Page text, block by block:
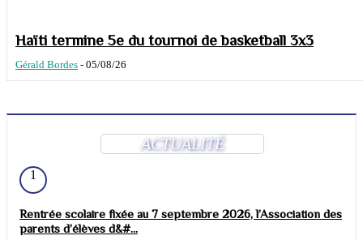
Haïti termine 5e du tournoi de basketball 3x3
Gérald Bordes - 05/08/26
ACTUALITÉ
1
Rentrée scolaire fixée au 7 septembre 2026, l’Association des
parents d’élèves d&#...